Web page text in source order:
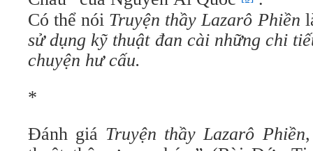
Có thể nói Truyện thầy Lazarô Phiền
sử dụng kỹ thuật đan cài những chi
chuyện hư cấu.
*
Ðánh giá Truyện thầy Lazarô Phiền